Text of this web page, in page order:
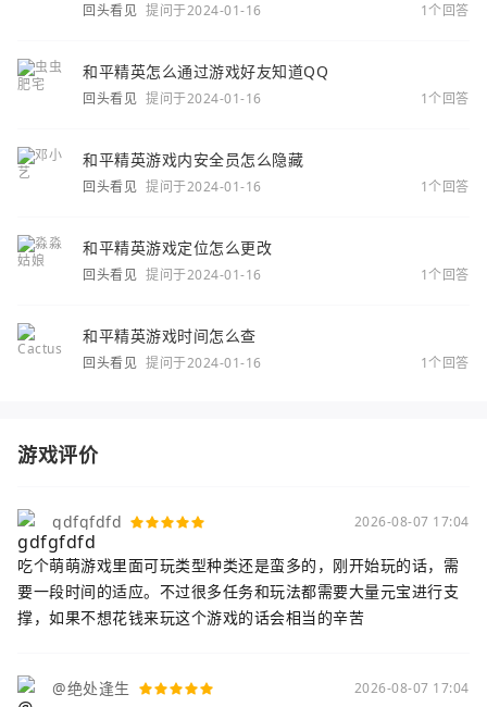
回头看见 提问于2024-01-16 1个回答
和平精英怎么通过游戏好友知道QQ
回头看见 提问于2024-01-16 1个回答
和平精英游戏内安全员怎么隐藏
回头看见 提问于2024-01-16 1个回答
和平精英游戏定位怎么更改
回头看见 提问于2024-01-16 1个回答
和平精英游戏时间怎么查
回头看见 提问于2024-01-16 1个回答
游戏评价
gdfgfdfd 2026-08-07 17:04
吃个萌萌游戏里面可玩类型种类还是蛮多的，刚开始玩的话，需
要一段时间的适应。不过很多任务和玩法都需要大量元宝进行支
撑，如果不想花钱来玩这个游戏的话会相当的辛苦
@绝处逢生 2026-08-07 17:04